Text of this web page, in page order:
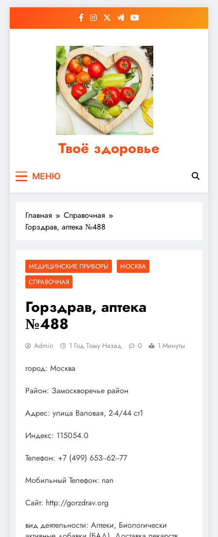
Твоё здоровье
мужском здоровье
МЕНЮ
Главная
Справочная
Горздрав, аптека №488
МЕДИЦИНСКИЕ ПРИБОРЫ
МОСКВА
СПРАВОЧНАЯ
Горздрав, аптека
№488
Admin 1 Год Тому Назад 0 1 Минуты
город: Москва
Район: Замоскворечье район
Адрес: улица Валовая, 2-4/44 ст1
Индекс: 115054.0
Телефон: +7 (499) 653‒62‒77
Мобильный Телефон: nan
Сайт: http://gorzdrav.org
вид деятельности: Аптеки, Биологически